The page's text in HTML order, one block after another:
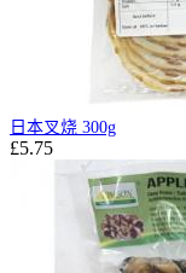
日本叉烧 300g
£5.75